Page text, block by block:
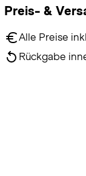
Preis- &
Alle Preise
Rückgabe